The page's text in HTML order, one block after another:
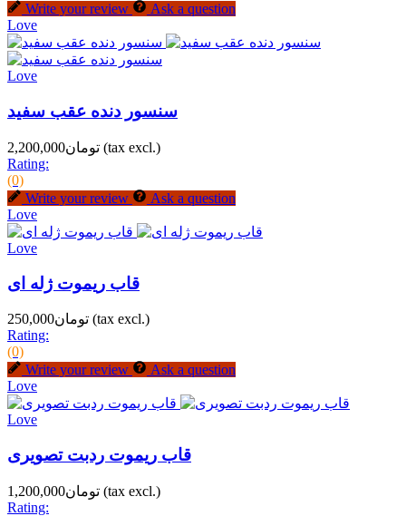
Write your review
Ask a question
Love
Love
سنسور دنده عقب سفید
تومان2,200,000 (tax excl.)
Rating:
(0)
Write your review
Ask a question
Love
Love
قاب ریموت ژله ای
تومان250,000 (tax excl.)
Rating:
(0)
Write your review
Ask a question
Love
Love
قاب ریموت ردبت تصویری
تومان1,200,000 (tax excl.)
Rating: